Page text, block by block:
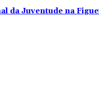
da Juventude na